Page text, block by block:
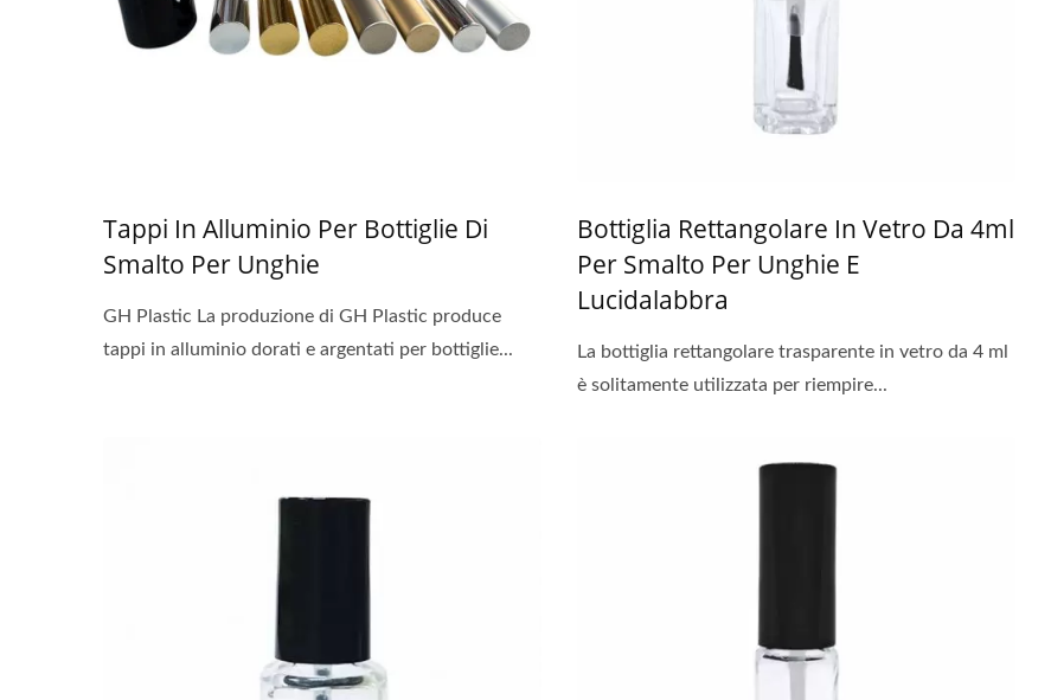
Tappi In Alluminio Per Bottiglie Di
Smalto Per Unghie
GH Plastic La produzione di GH Plastic produce
tappi in alluminio dorati e argentati per bottiglie...
Bottiglia Rettangolare In Vetro Da 4ml
Per Smalto Per Unghie E
Lucidalabbra
La bottiglia rettangolare trasparente in vetro da 4 ml
è solitamente utilizzata per riempire...